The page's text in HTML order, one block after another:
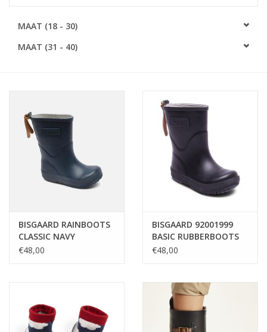
SOFTSOLES
METEN IS WETEN!
#MYCLIENTSARETHECUTEST
MAAT (18 - 30)
MAAT (31 - 40)
BISGAARD RAINBOOTS
CLASSIC NAVY
€48,00
BISGAARD 92001999
BASIC RUBBERBOOTS
NAVY
€48,00